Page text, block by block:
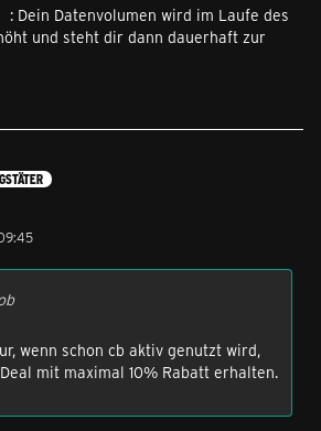
: Dein Datenvolumen wird im Laufe des
und steht dir dann dauerhaft zur
wenn schon cb aktiv genutzt wird,
mit maximal 10% Rabatt erhalten.